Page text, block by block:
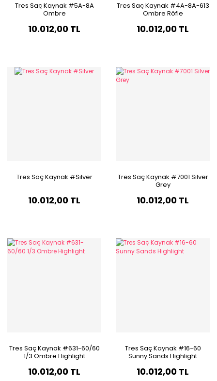
Tres Saç Kaynak #5A-8A
Ombre
10.012,00 TL
Tres Saç Kaynak #4A-8A-613
Ombre Röfle
10.012,00 TL
Tres Saç Kaynak #Silver
10.012,00 TL
Tres Saç Kaynak #7001 Silver
Grey
10.012,00 TL
Tres Saç Kaynak #631-60/60
1/3 Ombre Highlight
10.012,00 TL
Tres Saç Kaynak #16-60
Sunny Sands Highlight
10.012,00 TL